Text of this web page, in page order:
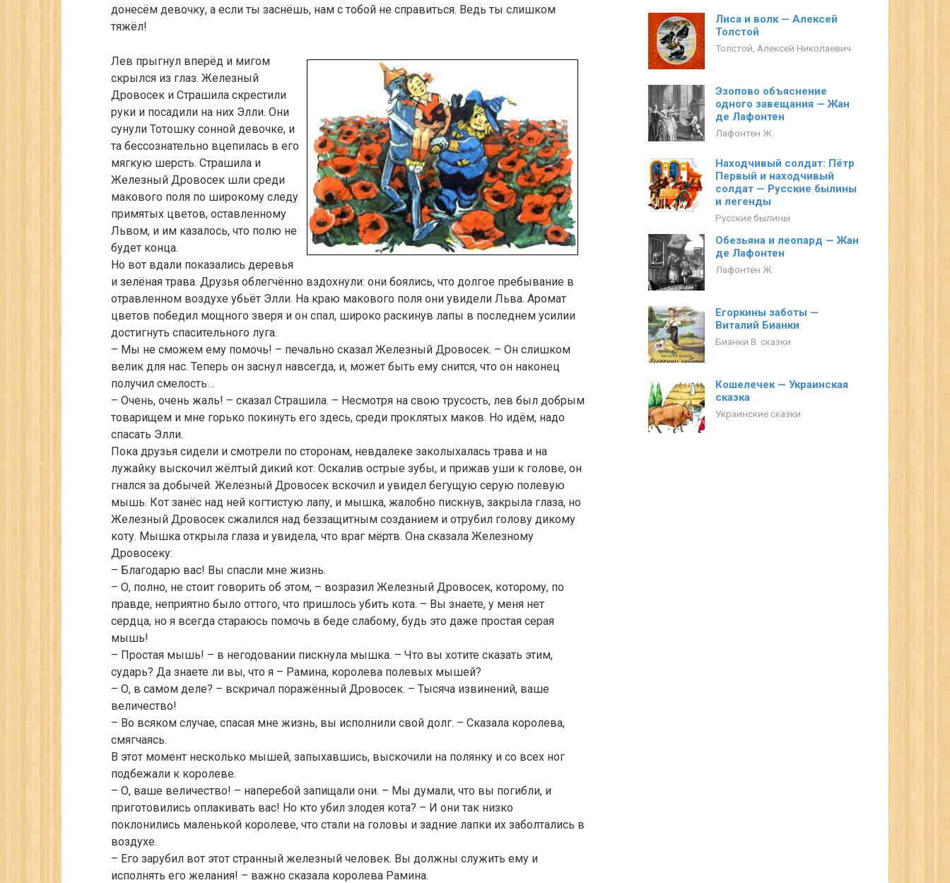
донесём девочку, а если ты заснёшь, нам с тобой не справиться. Ведь ты слишком
тяжёл!
Лев прыгнул вперёд и мигом
скрылся из глаз. Железный
Дровосек и Страшила скрестили
руки и посадили на них Элли. Они
сунули Тотошку сонной девочке, и
та бессознательно вцепилась в его
мягкую шерсть. Страшила и
Железный Дровосек шли среди
макового поля по широкому следу
примятых цветов, оставленному
Львом, и им казалось, что полю не
будет конца.
Но вот вдали показались деревья
и зелёная трава. Друзья облегчённо вздохнули: они боялись, что долгое пребывание в
отравленном воздухе убьёт Элли. На краю макового поля они увидели Льва. Аромат
цветов победил мощного зверя и он спал, широко раскинув лапы в последнем усилии
достигнуть спасительного луга.
– Мы не сможем ему помочь! – печально сказал Железный Дровосек. – Он слишком
велик для нас. Теперь он заснул навсегда, и, может быть ему снится, что он наконец
получил смелость…
– Очень, очень жаль! – сказал Страшила. – Несмотря на свою трусость, лев был добрым
товарищем и мне горько покинуть его здесь, среди проклятых маков. Но идём, надо
спасать Элли.
Пока друзья сидели и смотрели по сторонам, невдалеке заколыхалась трава и на
лужайку выскочил жёлтый дикий кот. Оскалив острые зубы, и прижав уши к голове, он
гнался за добычей. Железный Дровосек вскочил и увидел бегущую серую полевую
мышь. Кот занёс над ней когтистую лапу, и мышка, жалобно пискнув, закрыла глаза, но
Железный Дровосек сжалился над беззащитным созданием и отрубил голову дикому
коту. Мышка открыла глаза и увидела, что враг мёртв. Она сказала Железному
Дровосеку:
– Благодарю вас! Вы спасли мне жизнь.
– О, полно, не стоит говорить об этом, – возразил Железный Дровосек, которому, по
правде, неприятно было оттого, что пришлось убить кота. – Вы знаете, у меня нет
сердца, но я всегда стараюсь помочь в беде слабому, будь это даже простая серая
мышь!
– Простая мышь! – в негодовании пискнула мышка. – Что вы хотите сказать этим,
сударь? Да знаете ли вы, что я – Рамина, королева полевых мышей?
– О, в самом деле? – вскричал поражённый Дровосек. – Тысяча извинений, ваше
величество!
– Во всяком случае, спасая мне жизнь, вы исполнили свой долг. – Сказала королева,
смягчаясь.
В этот момент несколько мышей, запыхавшись, выскочили на полянку и со всех ног
подбежали к королеве.
– О, ваше величество! – наперебой запищали они. – Мы думали, что вы погибли, и
приготовились оплакивать вас! Но кто убил злодея кота? – И они так низко
поклонились маленькой королеве, что стали на головы и задние лапки их заболтались в
воздухе.
– Его зарубил вот этот странный железный человек. Вы должны служить ему и
исполнять его желания! – важно сказала королева Рамина.
Лиса и волк — Алексей
Толстой
Толстой, Алексей Николаевич
Эзопово объяснение
одного завещания — Жан
де Лафонтен
Лафонтен Ж.
Находчивый солдат: Пётр
Первый и находчивый
солдат — Русские былины
и легенды
Русские былины
Обезьяна и леопард — Жан
де Лафонтен
Лафонтен Ж.
Егоркины заботы —
Виталий Бианки
Бианки В. сказки
Кошелечек — Украинская
сказка
Украинские сказки